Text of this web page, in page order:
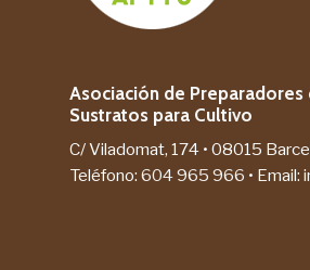
Asociación de Preparadores
Sustratos para Cultivo
C/ Viladomat, 174 • 08015
Teléfono: 604 965 966 • Email: